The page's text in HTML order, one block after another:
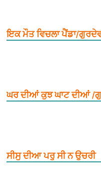
ਇਕ ਮੌਤ ਵਿਚਲਾ ਪੈਂਡਾ/
ਘਰ ਦੀਆਂ ਕੁਝ ਘਾਟ ਦੀਆਂ /
ਸੀਸੁ ਦੀਆ ਪਰੁ ਸੀ ਨ ਉਚਰੀ